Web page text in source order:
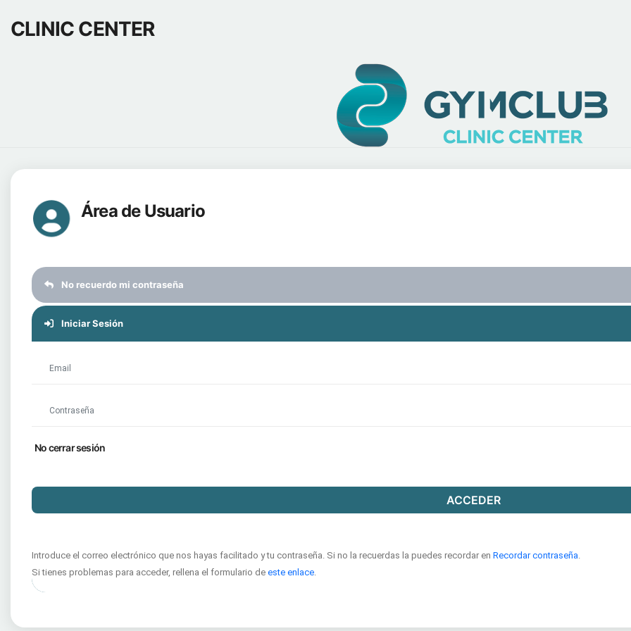
CLINIC CENTER
Área de Usuario
No recuerdo mi contraseña
Iniciar Sesión
No cerrar sesión
ACCEDER
Introduce el correo electrónico que nos hayas facilitado y tu contraseña. Si no la recuerdas la puedes recordar en Recordar contraseña.
Si tienes problemas para acceder, rellena el formulario de este enlace.